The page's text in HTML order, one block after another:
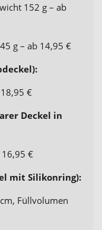
152 g – ab
g – ab 14,95 €
€
Deckel in
€
mit Silikonring):
Füllvolumen